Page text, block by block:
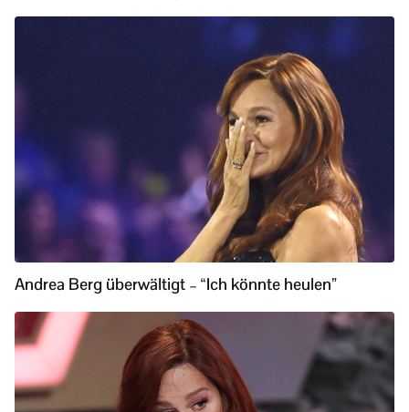
Andrea Berg überwältigt – “Ich könnte heulen”